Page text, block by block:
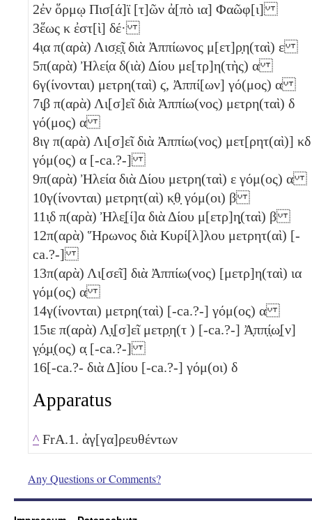
2ἐν ὅρμῳ Πισ[ά]ϊ [τ]ῶν ἀ[πὸ ια] Φαῶφ[ι]
3ἕως κ ἐστ[ὶ] δέ·
4ι̣α π(αρὰ) Λισ̣ε̣ῖ̣ διὰ Ἀππίωνος μ[ετ]ρ̣η(ταὶ) ε
5π(αρὰ) Ἠλεί̣α δ(ιὰ) Δίου με[τρ]η(τὴς) α
6γ(ίνονται) μετρη(ταὶ) ϛ, Ἀππί[ων] γό(μος) α
7ι̣β π(αρὰ) Λι[σ]εῖ διὰ Ἀππίω(νος) μετρη(ταὶ) δ
γό(μος) α
8ιγ π(αρὰ) Λι[σ]εῖ διὰ Ἀππίω(νος) μετ[ρητ(αὶ)] κδ
γόμ(ος) α [-ca.?-]
9π(αρὰ) Ἠλεία διὰ Δίου μετρη(ταὶ) ε γόμ(ος) α
10γ(ίνονται) μετρητ(αὶ) κ̣θ̣ γόμ(οι) β
11ι̣δ π(αρὰ) Ἠλε̣[ί]α διὰ Δίου μ[ετρ]η̣(ταὶ) β
12π(αρὰ) Ἥρωνος διὰ Κυρί[λ]λου μετρητ(αὶ) [-
ca.?-]
13π(αρὰ) Λι[σεῖ] διὰ Ἀππίω(νος) [μετρ]η(ταὶ) ια
γόμ(ος) α
14γ(ίνονται) μετρη(ταὶ) [-ca.?-] γόμ(ος) α
15ιε π(αρὰ) Λ̣ι̣[σ]εῖ μετρ̣η(τ ) [-ca.?-] Ἀ̣ππ̣ί̣ω̣[ν]
γ̣ό̣μ̣(ος) α̣ [-ca.?-]
16[-ca.?- διὰ Δ]ίου [-ca.?-] γόμ(οι) δ
Apparatus
^ FrA.1. ἀγ[γα]ρευθέντων
Any Questions or Comments?